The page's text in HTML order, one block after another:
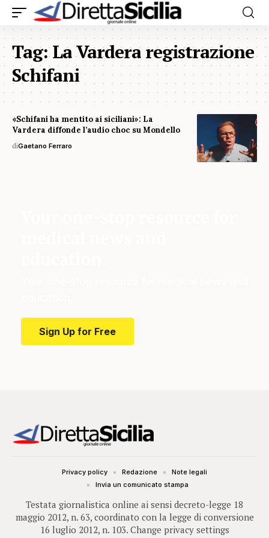
Tag:La Vardera registrazione
Schifani
«Schifani ha mentito ai siciliani»: La
Vardera diffonde l’audio choc su Mondello
diGaetano Ferraro
Sign Up for Free
Testata giornalistica online ai sensi decreto-legge 18
maggio 2012, n. 63, coordinato con la legge di conversione
16 luglio 2012, n. 103. Change privacy settings
Privacy policy Redazione
Note legali
Invia un comunicato stampa